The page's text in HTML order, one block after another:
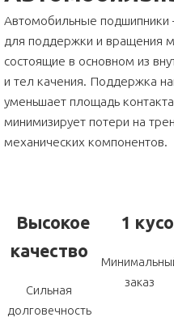
Автомобильные подшипники
для поддержки и вращения
состоящие в основном из
и тел качения. Поддержка
уменьшает площадь
минимизирует потери на
механических компонентов.
Высокое
качество
Сильная
долговечность
1
заказ